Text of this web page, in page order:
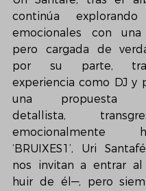
continúa explorando
emocionales con
pero cargada de
por su parte,
experiencia como DJ y
una propuesta
detallista,
emocionalmente
‘BRUIXES1’, Uri
nos invitan a entrar
huir de él—, pero